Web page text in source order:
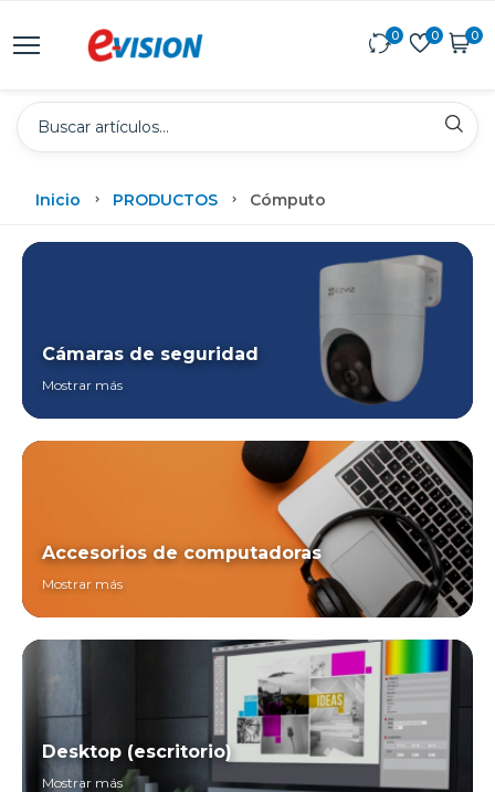
0 0 0
Inicio PRODUCTOS Cómputo
Cámaras de seguridad
Mostrar más
Accesorios de computadoras
Mostrar más
Desktop (escritorio)
Mostrar más